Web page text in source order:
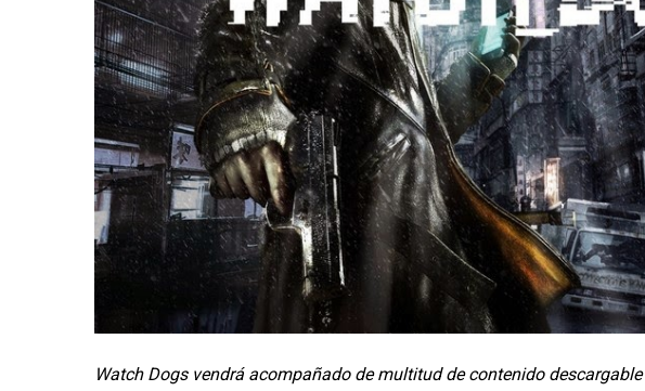
Watch Dogs vendrá acompañado de multitud de contenido